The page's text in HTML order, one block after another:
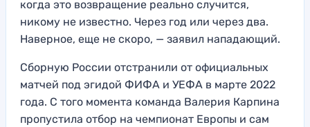
когда это возвращение реально случится,
никому не известно. Через год или через два.
Наверное, еще не скоро, — заявил нападающий.
Сборную России отстранили от официальных
матчей под эгидой ФИФА и УЕФА в марте 2022
года. С того момента команда Валерия Карпина
пропустила отбор на чемпионат Европы и сам